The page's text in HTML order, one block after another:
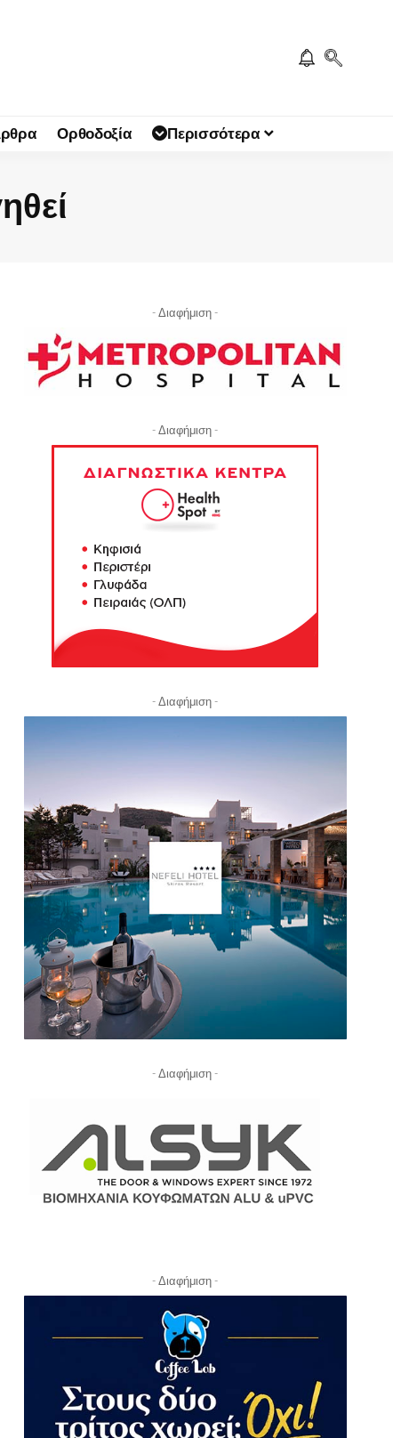
Ορθοδοξία Περισσότερα
- Διαφήμιση -
- Διαφήμιση -
- Διαφήμιση -
- Διαφήμιση -
- Διαφήμιση -